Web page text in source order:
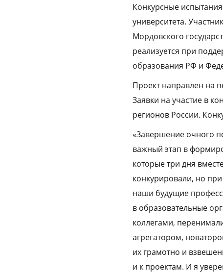
Конкурсные
университета.
Мордовского
реализуется при
образования РФ и
Проект направлен на
Заявки на участие в
регионов России.
«Завершение очного
важный этап в
которые три дня
конкурировали, но
наши будущие
в образовательные
коллегами,
агрегатором,
их грамотно и
и к проектам. И я